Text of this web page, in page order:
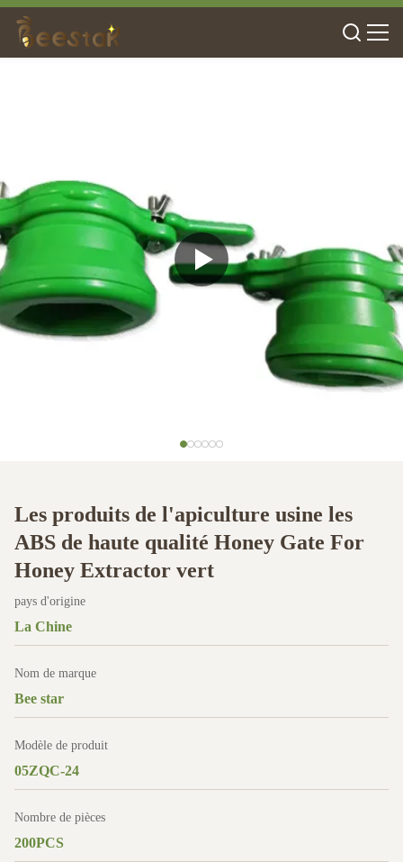
Les produits de l'apiculture usine les
ABS de haute qualité Honey Gate For
Honey Extractor vert
pays d'origine
La Chine
Nom de marque
Bee star
Modèle de produit
05ZQC-24
Nombre de pièces
200PCS